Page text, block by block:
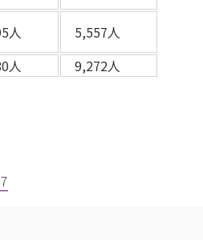
人
5,557人
人
9,272人